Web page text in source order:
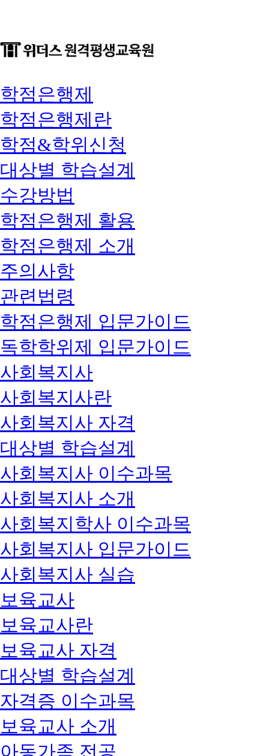
학점은행제
학점은행제란
학점&학위신청
대상별 학습설계
수강방법
학점은행제 활용
학점은행제 소개
주의사항
관련법령
학점은행제 입문가이드
독학학위제 입문가이드
사회복지사
사회복지사란
사회복지사 자격
대상별 학습설계
사회복지사 이수과목
사회복지사 소개
사회복지학사 이수과목
사회복지사 입문가이드
사회복지사 실습
보육교사
보육교사란
보육교사 자격
대상별 학습설계
자격증 이수과목
보육교사 소개
아동가족 전공